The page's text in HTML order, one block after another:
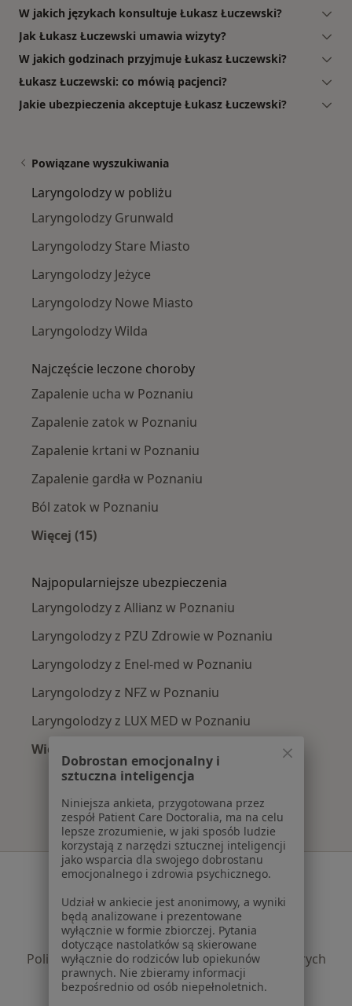
W jakich językach konsultuje Łukasz Łuczewski?
Jak Łukasz Łuczewski umawia wizyty?
W jakich godzinach przyjmuje Łukasz Łuczewski?
Łukasz Łuczewski: co mówią pacjenci?
Jakie ubezpieczenia akceptuje Łukasz Łuczewski?
Powiązane wyszukiwania
Laryngolodzy w pobliżu
Laryngolodzy Grunwald
Laryngolodzy Stare Miasto
Laryngolodzy Jeżyce
Laryngolodzy Nowe Miasto
Laryngolodzy Wilda
Najczęście leczone choroby
Zapalenie ucha w Poznaniu
Zapalenie zatok w Poznaniu
Zapalenie krtani w Poznaniu
Zapalenie gardła w Poznaniu
Ból zatok w Poznaniu
Więcej (15)
Najpopularniejsze ubezpieczenia
Laryngolodzy z Allianz w Poznaniu
Laryngolodzy z PZU Zdrowie w Poznaniu
Laryngolodzy z Enel-med w Poznaniu
Laryngolodzy z NFZ w Poznaniu
Laryngolodzy z LUX MED w Poznaniu
Więcej (1)
Więcej w kategorii: Najpopularniejsze
Serwis
Regulamin
Polityka prywatności pacjentów
Polityka prywatności profesjonalistów
Polityka prywatności dla profesjonalistów, których
dane pozyskaliśmy samodzielnie
Polityka cookies
Dobrostan emocjonalny i
sztuczna inteligencja
Niniejsza ankieta, przygotowana przez
zespół Patient Care Doctoralia, ma na celu
lepsze zrozumienie, w jaki sposób ludzie
korzystają z narzędzi sztucznej inteligencji
jako wsparcia dla swojego dobrostanu
emocjonalnego i zdrowia psychicznego.
Udział w ankiecie jest anonimowy, a wyniki
będą analizowane i prezentowane
wyłącznie w formie zbiorczej. Pytania
dotyczące nastolatków są skierowane
wyłącznie do rodziców lub opiekunów
prawnych. Nie zbieramy informacji
bezpośrednio od osób niepełnoletnich.